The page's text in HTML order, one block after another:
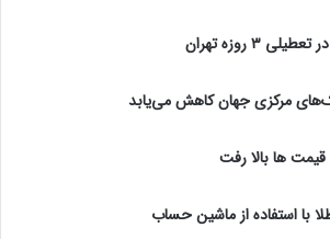
۳ روزه تهران
مرکزی جهان کاهش می‌یابد
قیمت ها بالا رفت
با استفاده از ماشین حساب